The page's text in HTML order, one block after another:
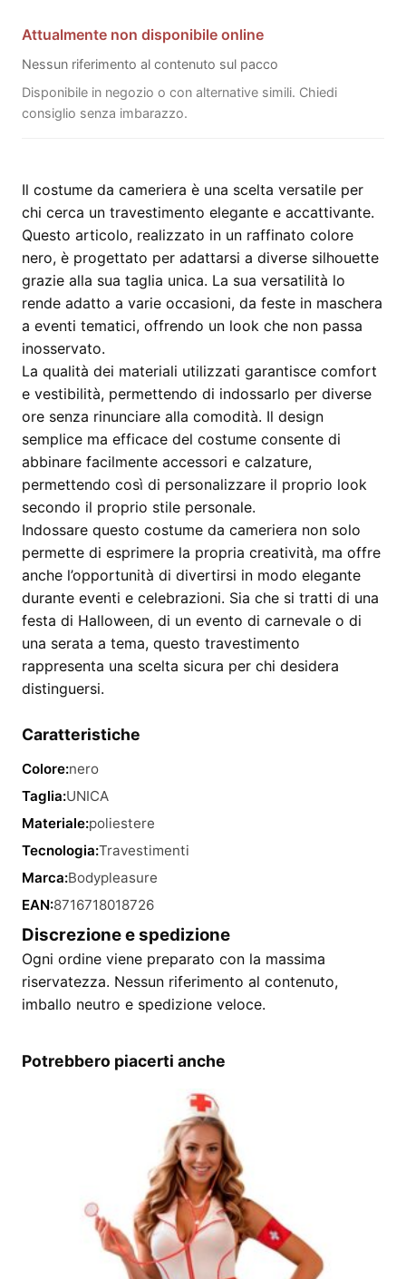
Attualmente non disponibile online
Nessun riferimento al contenuto sul pacco
Disponibile in negozio o con alternative simili. Chiedi
consiglio senza imbarazzo.
Il costume da cameriera è una scelta versatile per
chi cerca un travestimento elegante e accattivante.
Questo articolo, realizzato in un raffinato colore
nero, è progettato per adattarsi a diverse silhouette
grazie alla sua taglia unica. La sua versatilità lo
rende adatto a varie occasioni, da feste in maschera
a eventi tematici, offrendo un look che non passa
inosservato.
La qualità dei materiali utilizzati garantisce comfort
e vestibilità, permettendo di indossarlo per diverse
ore senza rinunciare alla comodità. Il design
semplice ma efficace del costume consente di
abbinare facilmente accessori e calzature,
permettendo così di personalizzare il proprio look
secondo il proprio stile personale.
Indossare questo costume da cameriera non solo
permette di esprimere la propria creatività, ma offre
anche l’opportunità di divertirsi in modo elegante
durante eventi e celebrazioni. Sia che si tratti di una
festa di Halloween, di un evento di carnevale o di
una serata a tema, questo travestimento
rappresenta una scelta sicura per chi desidera
distinguersi.
Caratteristiche
Colore:nero
Taglia:UNICA
Materiale:poliestere
Tecnologia:Travestimenti
Marca:Bodypleasure
EAN:8716718018726
Discrezione e spedizione
Ogni ordine viene preparato con la massima
riservatezza. Nessun riferimento al contenuto,
imballo neutro e spedizione veloce.
Potrebbero piacerti anche